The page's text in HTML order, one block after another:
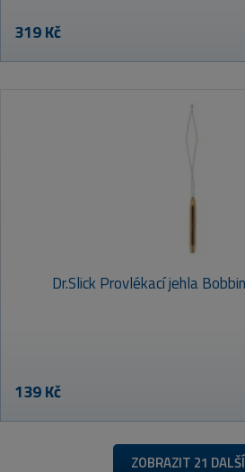
319 Kč
Dr.Slick Provlékací jehla
139 Kč
ZOBRAZIT 21